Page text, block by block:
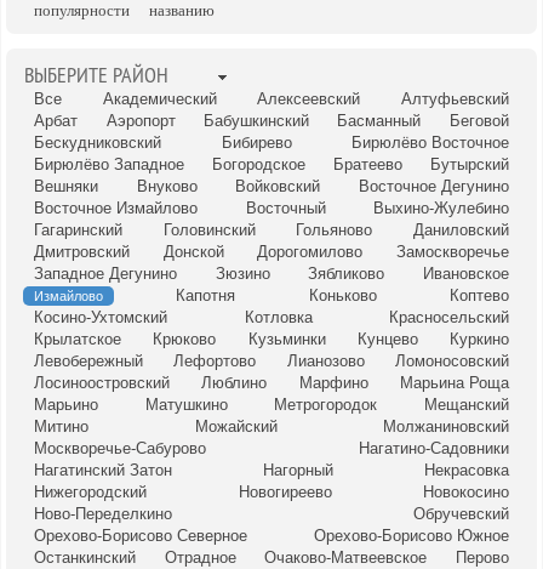
популярности
названию
ВЫБЕРИТЕ РАЙОН
Все Академический Алексеевский
Алтуфьевский
Арбат
Аэропорт Бабушкинский Басманный
Беговой
Бескудниковский
Бибирево
Бирюлёво Восточное
Бирюлёво Западное
Богородское Братеево
Бутырский
Вешняки
Внуково Войковский
Восточное Дегунино
Восточное Измайлово
Восточный
Выхино-Жулебино
Гагаринский
Головинский Гольяново
Даниловский
Дмитровский
Донской Дорогомилово
Замоскворечье
Западное Дегунино
Зюзино Зябликово Ивановское
Измайлово Капотня Коньково
Коптево
Косино-Ухтомский
Котловка
Красносельский
Крылатское
Крюково Кузьминки Кунцево
Куркино
Левобережный
Лефортово Лианозово
Ломоносовский
Лосиноостровский
Люблино Марфино
Марьина Роща
Марьино
Матушкино Метрогородок
Мещанский
Митино
Можайский
Молжаниновский
Москворечье-Сабурово
Нагатино-Садовники
Нагатинский Затон
Нагорный
Некрасовка
Нижегородский
Новогиреево
Новокосино
Ново-Переделкино
Обручевский
Орехово-Борисово Северное
Орехово-Борисово Южное
Останкинский
Отрадное Очаково-Матвеевское
Перово